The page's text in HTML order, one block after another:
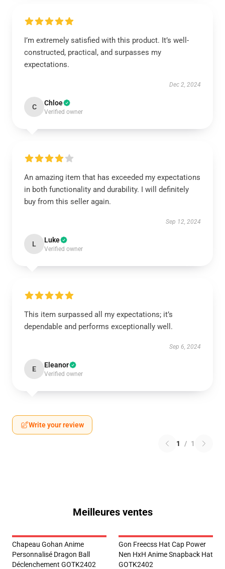
I’m extremely satisfied with this product. It’s well-
constructed, practical, and surpasses my
expectations.
Dec 2, 2024
C Chloe
Verified owner
An amazing item that has exceeded my expectations
in both functionality and durability. I will definitely
buy from this seller again.
Sep 12, 2024
L Luke
Verified owner
This item surpassed all my expectations; it’s
dependable and performs exceptionally well.
Sep 6, 2024
E Eleanor
Verified owner
Write your review
1 / 1
Meilleures ventes
Chapeau Gohan Anime
Personnalisé Dragon Ball
Déclenchement GOTK2402
Gon Freecss Hat Cap Power
Nen HxH Anime Snapback Hat
GOTK2402